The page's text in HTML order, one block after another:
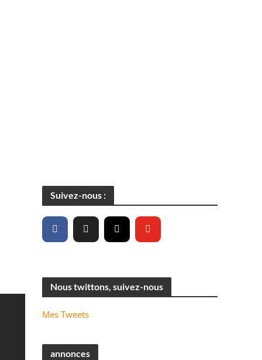
Suivez-nous :
Nous twittons, suivez-nous
Mes Tweets
annonces